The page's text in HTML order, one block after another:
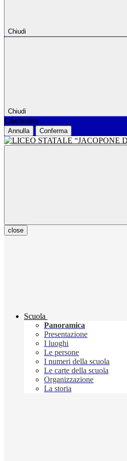
Chiudi
Chiudi
Conferma
Annulla Conferma
close
Scuola
Panoramica
Presentazione
I luoghi
Le persone
I numeri della scuola
Le carte della scuola
Organizzazione
La storia